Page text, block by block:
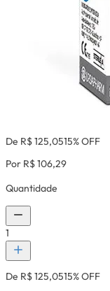
De R$ 125,0515% OFF
Por R$ 106,29
Quantidade
1
De R$ 125,0515% OFF